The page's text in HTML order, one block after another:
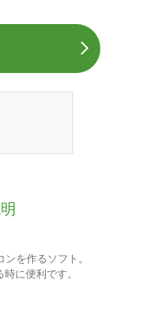
を作るソフト。
に便利です。